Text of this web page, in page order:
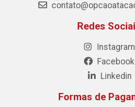
Redes
Instagram
Facebook
Linkedin
Formas de